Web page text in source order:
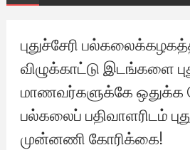
புதுச்சேரி
விழுக்காட்டு இடங்களை
மாணவர்களுக்கே ஒதுக்க
பல்கலைப் பதிவாளரிடம்
முன்னணி கோரிக்கை!